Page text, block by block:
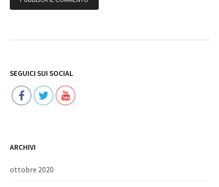
SEGUICI SUI SOCIAL
ARCHIVI
ottobre 2020